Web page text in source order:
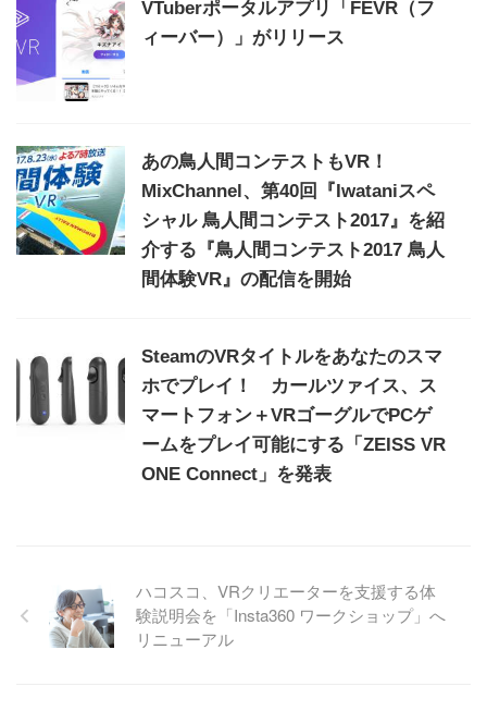
VTuberポータルアプリ「FEVR（フ
ィーバー）」がリリース
あの鳥人間コンテストもVR！
MixChannel、第40回『Iwataniスペ
シャル 鳥人間コンテスト2017』を紹
介する『鳥人間コンテスト2017 鳥人
間体験VR』の配信を開始
SteamのVRタイトルをあなたのスマ
ホでプレイ！ カールツァイス、ス
マートフォン＋VRゴーグルでPCゲ
ームをプレイ可能にする「ZEISS VR
ONE Connect」を発表
ハコスコ、VRクリエーターを支援する体
験説明会を「Insta360 ワークショップ」へ
リニューアル